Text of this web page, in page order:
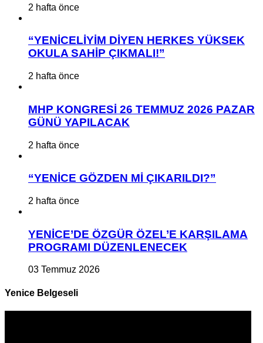
2 hafta önce
“YENİCELİYİM DİYEN HERKES YÜKSEK
OKULA SAHİP ÇIKMALI!”
2 hafta önce
MHP KONGRESİ 26 TEMMUZ 2026 PAZAR
GÜNÜ YAPILACAK
2 hafta önce
“YENİCE GÖZDEN Mİ ÇIKARILDI?”
2 hafta önce
YENİCE’DE ÖZGÜR ÖZEL’E KARŞILAMA
PROGRAMI DÜZENLENECEK
03 Temmuz 2026
Yenice Belgeseli